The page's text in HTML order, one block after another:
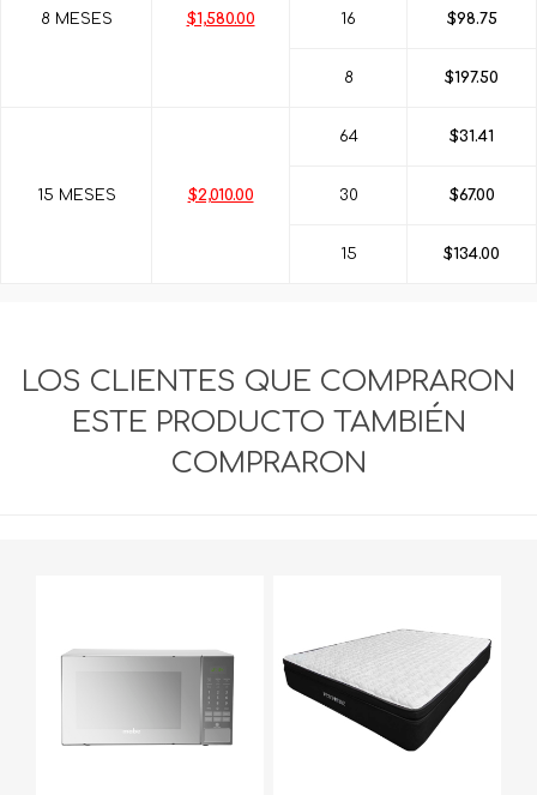
8 MESES $1,580.00 16 $98.75
8 $197.50
15 MESES $2,010.00
64 $31.41
30 $67.00
15 $134.00
LOS CLIENTES QUE COMPRARON
ESTE PRODUCTO TAMBIÉN
COMPRARON